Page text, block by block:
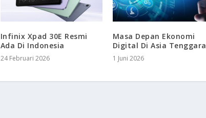
Infinix Xpad 30E Resmi
Ada Di Indonesia
24 Februari 2026
Masa Depan Ekonomi
Digital Di Asia Tenggara
1 Juni 2026